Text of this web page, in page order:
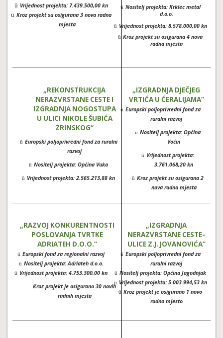
ü Vrijednost projekta: 7.439.500,00 kn
ü Kroz projekt su osigurana 3 nova radna
mjesta
ü Nositelj projekta: Krklec metal
d.o.o.
ü Vrijednost projekta: 8.578.000,00 kn
ü Kroz projekt su osigurana 4 nova
radna mjesta
„REKONSTRUKCIJA
NERAZVRSTANE CESTE I
IZGRADNJA NOGOSTUPA
U ULICI NIKOLE ŠUBIĆA
ZRINSKOG“
ü Europski poljoprivredni fond za ruralni
razvoj
ü Nositelj projekta: Općina Vuka
ü Vrijednost projekta: 2.565.213,88 kn
„IZGRADNJA DJEČJEG
VRTIĆA U ĆERALIJAMA“
ü Europski poljoprivredni fond za
ruralni razvoj
ü Nositelj projekta: Općina
Voćin
ü Vrijednost projekta:
3.761.068,20 kn
ü Kroz projekt su osigurana 2
nova radna mjesta
„RAZVOJ KONKURENTNOSTI
POSLOVANJA TVRTKE
ADRIATEH D.O.O.“
ü Europski fond za regionalni razvoj
ü Nositelj projekta: Adriateh d.o.o.
ü Vrijednost projekta: 4.753.300,00 kn
Kroz projekt je osigurano 30 novih
radnih mjesta
„IZGRADNJA
NERAZVRSTANE CESTE-
ULICE Z.J. JOVANOVIĆA“
ü Europski poljoprivredni fond za
ruralni razvoj
ü Nositelj projekta: Općina Jagodnjak
ü Vrijednost projekta: 5.003.994,53 kn
ü Kroz projekt je osigurano 1 novo
radno mjesto